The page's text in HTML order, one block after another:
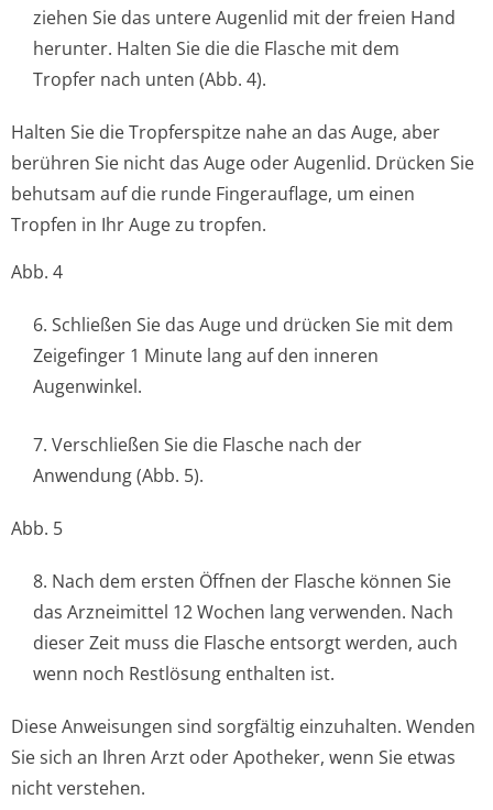
ziehen Sie das untere Augenlid mit der freien Hand
herunter. Halten Sie die die Flasche mit dem
Tropfer nach unten (Abb. 4).
Halten Sie die Tropferspitze nahe an das Auge, aber
berühren Sie nicht das Auge oder Augenlid. Drücken Sie
behutsam auf die runde Fingerauflage, um einen
Tropfen in Ihr Auge zu tropfen.
Abb. 4
6. Schließen Sie das Auge und drücken Sie mit dem
Zeigefinger 1 Minute lang auf den inneren
Augenwinkel.
7. Verschließen Sie die Flasche nach der
Anwendung (Abb. 5).
Abb. 5
8. Nach dem ersten Öffnen der Flasche können Sie
das Arzneimittel 12 Wochen lang verwenden. Nach
dieser Zeit muss die Flasche entsorgt werden, auch
wenn noch Restlösung enthalten ist.
Diese Anweisungen sind sorgfältig einzuhalten. Wenden
Sie sich an Ihren Arzt oder Apotheker, wenn Sie etwas
nicht verstehen.